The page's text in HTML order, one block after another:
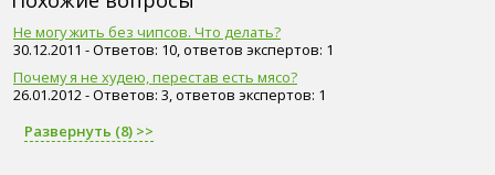
Не могу жить без чипсов. Что делать?
30.12.2011 - Ответов: 10, ответов экспертов: 1
Почему я не худею, перестав есть мясо?
26.01.2012 - Ответов: 3, ответов экспертов: 1
Развернуть (8) >>